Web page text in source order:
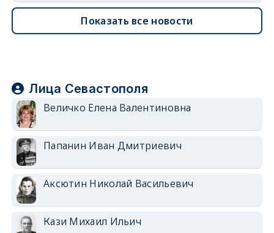
Показать все новости
Лица Севастополя
Величко Елена Валентиновна
Папанин Иван Дмитриевич
Аксютин Николай Васильевич
Кази Михаил Ильич